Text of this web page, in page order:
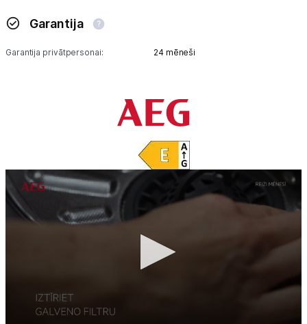
Garantija
Garantija privātpersonai: 24 mēneši